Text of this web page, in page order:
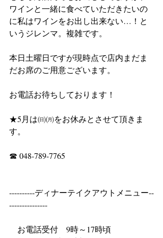
ワインと一緒に食べていただきたいの
に私はワインをお出し出来ない…！と
いうジレンマ。複雑です。
本日土曜日ですが現時点で店内まだま
だお席のご用意ございます。
お電話お待ちしております！
★5月は㈰㈪をお休みとさせて頂きま
す。
☎ 048-789-7765
----------ディナーテイクアウトメニュー--
---------------
お電話受付　9時～17時頃